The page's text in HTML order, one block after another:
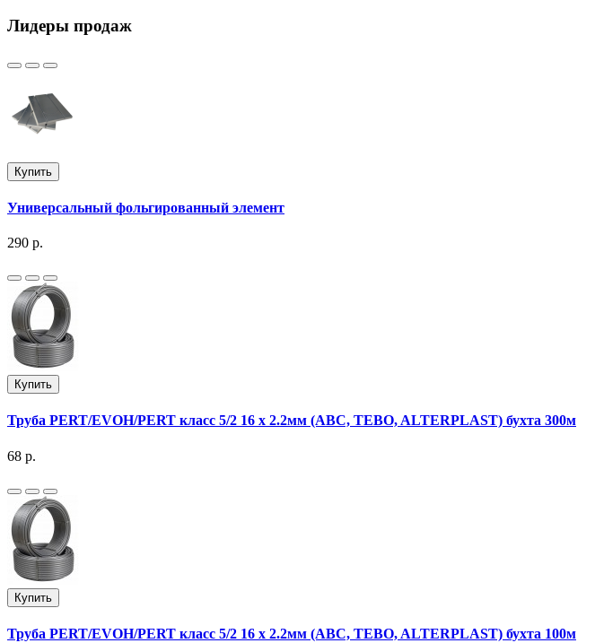
Лидеры продаж
Купить
Универсальный фольгированный элемент
290 р.
Купить
Труба PERT/EVOH/PERT класс 5/2 16 х 2.2мм (ABC, TEBO, ALTERPLAST) бухта 300м
68 р.
Купить
Труба PERT/EVOH/PERT класс 5/2 16 х 2.2мм (ABC, TEBO, ALTERPLAST) бухта 100м